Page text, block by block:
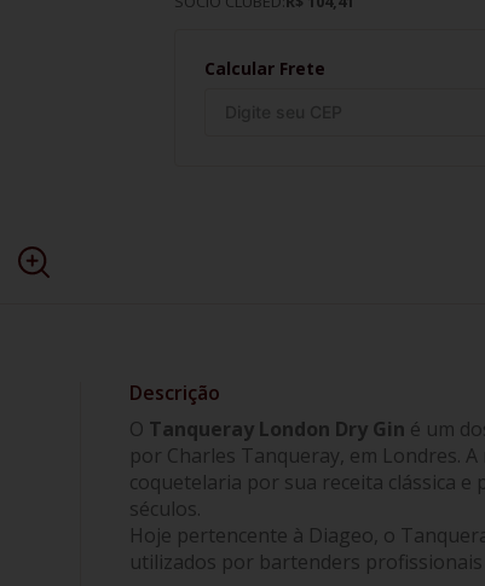
Calcular Frete
O Tanqueray London Dry Gin é um
por Charles Tanqueray, em Londres.
coquetelaria por sua receita clássica
séculos.
Hoje pertencente à Diageo, o
utilizados por bartenders